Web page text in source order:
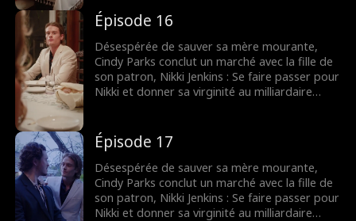
lorsqu’elle tombe malade, Cindy est une fois
de plus obligée de se déguiser et de
remplacer sa mère.
Épisode 16
Désespérée de sauver sa mère mourante,
Cindy Parks conclut un marché avec la fille de
son patron, Nikki Jenkins : Se faire passer pour
Nikki et donner sa virginité au milliardaire
lorsqu’elle tombe malade, Cindy est une fois
de plus obligée de se déguiser et de
remplacer sa mère.
Épisode 17
Désespérée de sauver sa mère mourante,
Cindy Parks conclut un marché avec la fille de
son patron, Nikki Jenkins : Se faire passer pour
Nikki et donner sa virginité au milliardaire